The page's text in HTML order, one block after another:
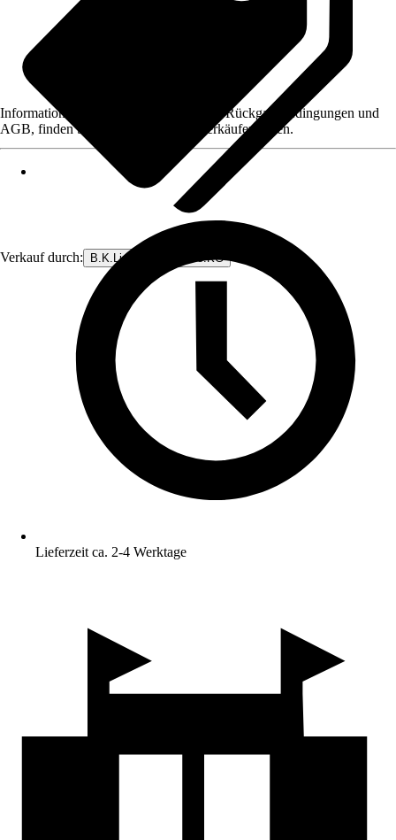
Verkauf durch: B.K.Licht GmbH & Co.KG
Informationen des Verkäufers, wie z. B. Rückgabebedingungen und
AGB, finden Sie bei Klick auf den Verkäufernamen.
Lieferzeit ca. 2-4 Werktage